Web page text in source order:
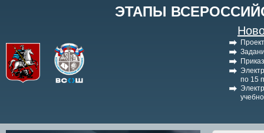
ЭТАПЫ
по 15